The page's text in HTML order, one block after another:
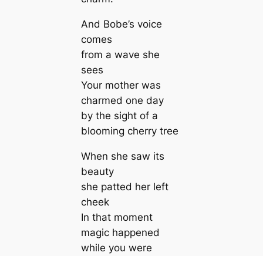
And Bobe’s voice
comes
from a wave she
sees
Your mother was
charmed one day
by the sight of a
blooming cherry tree
When she saw its
beauty
she patted her left
cheek
In that moment
magic happened
while you were